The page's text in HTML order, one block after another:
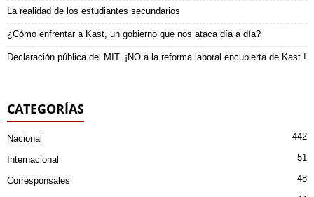
La realidad de los estudiantes secundarios
¿Cómo enfrentar a Kast, un gobierno que nos ataca día a día?
Declaración pública del MIT. ¡NO a la reforma laboral encubierta de Kast !
CATEGORÍAS
Nacional 442
Internacional 51
Corresponsales 48